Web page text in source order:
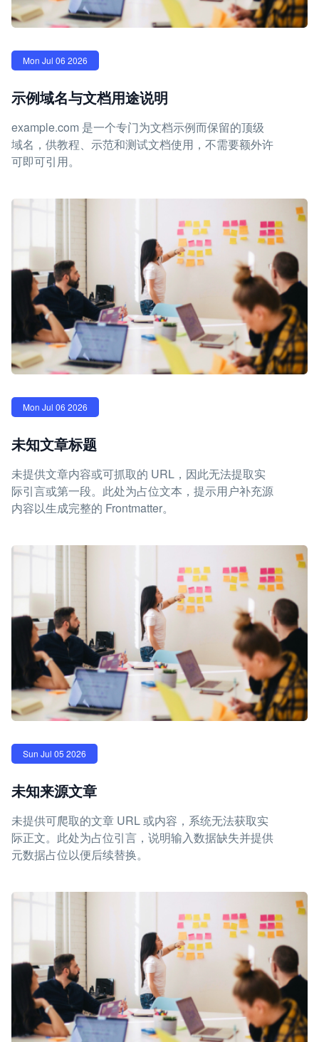
Mon Jul 06 2026
示例域名与文档用途说明
example.com 是一个专门为文档示例而保留的顶级
域名，供教程、示范和测试文档使用，不需要额外许
可即可引用。
Mon Jul 06 2026
未知文章标题
未提供文章内容或可抓取的 URL，因此无法提取实
际引言或第一段。此处为占位文本，提示用户补充源
内容以生成完整的 Frontmatter。
Sun Jul 05 2026
未知来源文章
未提供可爬取的文章 URL 或内容，系统无法获取实
际正文。此处为占位引言，说明输入数据缺失并提供
元数据占位以便后续替换。